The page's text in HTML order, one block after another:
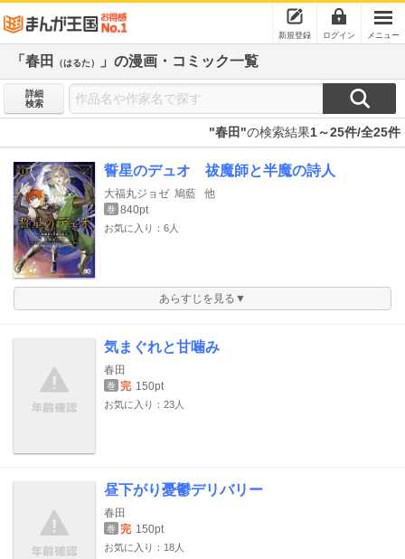
新規登録 ログイン メニュー
「春田 （はるた） 」の漫画・コミック一覧
詳細
検索
"春田"の検索結果1～25件/全25件
誓星のデュオ 祓魔師と半魔の詩人
大福丸ジョゼ 鳩藍 他
巻 840pt
お気に入り：6人
あらすじを見る▼
気まぐれと甘噛み
春田
巻 完 150pt
お気に入り：23人
昼下がり憂鬱デリバリー
春田
巻 完 150pt
お気に入り：18人